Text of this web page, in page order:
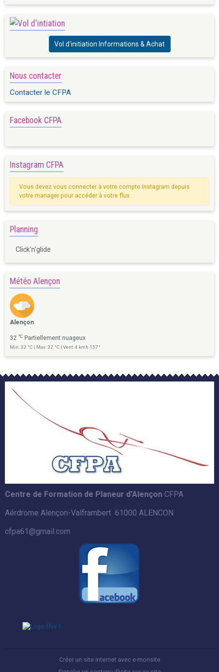
Vol d'initiation Informations & Achat
Nous contacter
Contacter le CFPA
Facebook CFPA
Instagram CFPA
Vous devez vous connecter à votre compte Instagram depuis
votre manager pour accéder à votre flux
Planning
Click'n'glide
Météo Alençon
Alençon
32 °C Partiellement nuageux
Min: 32 °C | Max: 32 °C | Vent: 4 kmh 157°
Centre de Formation de Planeur d'Alençon CFPA
Aérdrome Alençon-Valframbert 61000 ALENCON
cfpa61@gmail.com
Créer un site internet avec e-monsite